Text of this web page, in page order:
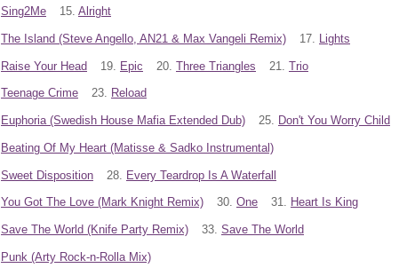
Sing2Me 15. Alright
The Island (Steve Angello, AN21 & Max Vangeli Remix) 17. Lights
Raise Your Head 19. Epic 20. Three Triangles 21. Trio
Teenage Crime 23. Reload
Euphoria (Swedish House Mafia Extended Dub) 25. Don't You Worry Child
Beating Of My Heart (Matisse & Sadko Instrumental)
Sweet Disposition 28. Every Teardrop Is A Waterfall
You Got The Love (Mark Knight Remix) 30. One 31. Heart Is King
Save The World (Knife Party Remix) 33. Save The World
Punk (Arty Rock-n-Rolla Mix)